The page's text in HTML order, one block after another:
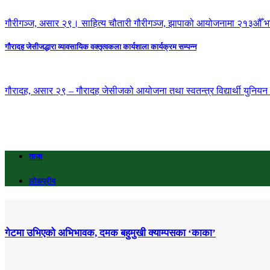
गौरीगञ्ज, असार २९। साहित्य चौतारी गौरीगञ्ज, झापाको आयोजनामा २१३औँ
गौरादह जेसीजद्धारा व्यावसायिक वक्तृत्वकला कार्यशाला कार्यक्रम सम्पन्न
गौरादह, असार २९ – गौरादह जेसीजको आयोजना तथा स्वतन्त्र विद्यार्थी
ताजा
लोकप्रीय
गेटमा उभिएको अभिभावक, दमक बहुमुखी क्याम्पसका ‘काका’